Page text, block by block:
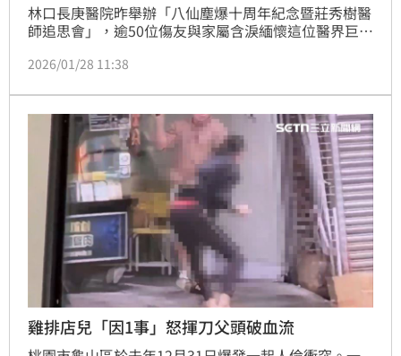
林口長庚醫院昨舉辦「八仙塵爆十周年紀念暨莊秀樹醫
師追思會」，逾50位傷友與家屬含淚緬懷這位醫界巨
辭世，享壽73歲。他曾帶領長庚團隊在2015年八仙塵
命。追思會上，多位傷友分享，莊醫師雖以嚴肅著稱，
卻以堅定專業與一句「相信我」，成為他們復健路上最
重要的精神支柱與救贖。藝人Selina亦錄影致意，感謝
莊醫師及長庚團隊的醫護與心理支持。莊醫師對生命的
負責與貢獻，將永遠被銘記。
2026/01/28 11:38
雞排店兒「因1事」怒揮刀父頭破血流